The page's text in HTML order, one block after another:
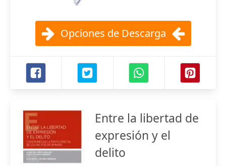
Opciones de Descarga
Entre la libertad de
expresión y el
delito